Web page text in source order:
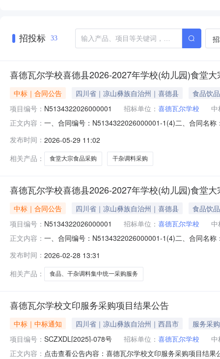
招投标 33
喜德瓦尔学校喜德县2026-2027年学校(幼儿园)食堂
中标｜合同公告 四川省｜凉山彝族自治州｜喜德县
食品饮品
项目编号： N5134322026000001 招标单位： 喜德瓦尔学校
中
正文内容： 一、合同编号：N5134322026000001-1(4)二、合同名
喜德瓦尔学校联系方式：18908157010供应商(乙方)：
发布时间： 2026-05-29 11:02
相关产品：
食堂大宗食品采购 干杂调料采购
喜德瓦尔学校喜德县2026-2027年学校(幼儿园)食堂
中标｜合同公告 四川省｜凉山彝族自治州｜喜德县
食品饮品
项目编号： N5134322026000001 招标单位： 喜德瓦尔学校
中
正文内容： 一、合同编号：N5134322026000001-1(4)二、合同名
喜德瓦尔学校联系方式：18908157010供应商(乙方)：
发布时间： 2026-02-28 13:31
相关产品：
食品、干杂调料集中统一采购服务
喜德瓦尔学校文印服务采购项目结果公告
中标｜中标通知 四川省｜凉山彝族自治州｜西昌市
服务采购
项目编号： SCZXDL[2025]-078号 招标单位： 喜德瓦尔学校
中
正文内容： 点击查看公告内容：喜德瓦尔学校文印服务采购项目结果